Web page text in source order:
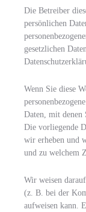
Die Betreiber
persönlichen
gesetzlichen
Wenn Sie diese
Daten, mit denen
Die vorliegende
wir erheben und
und zu welchem
Wir weisen
(z. B. bei der
aufweisen kann.